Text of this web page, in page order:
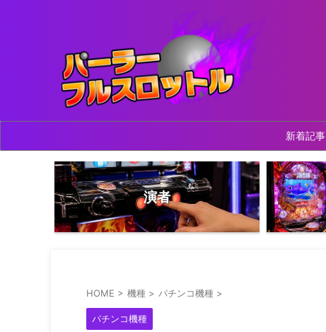
新着記事
演者
HOME > 機種 > パチンコ機種 >
パチンコ機種